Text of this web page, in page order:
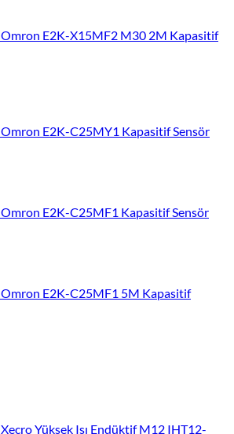
Omron E2K-X15MF2 M30 2M Kapasitif
Omron E2K-C25MY1 Kapasitif Sensör
Omron E2K-C25MF1 Kapasitif Sensör
Omron E2K-C25MF1 5M Kapasitif
Xecro Yüksek Isı Endüktif M12 IHT12-